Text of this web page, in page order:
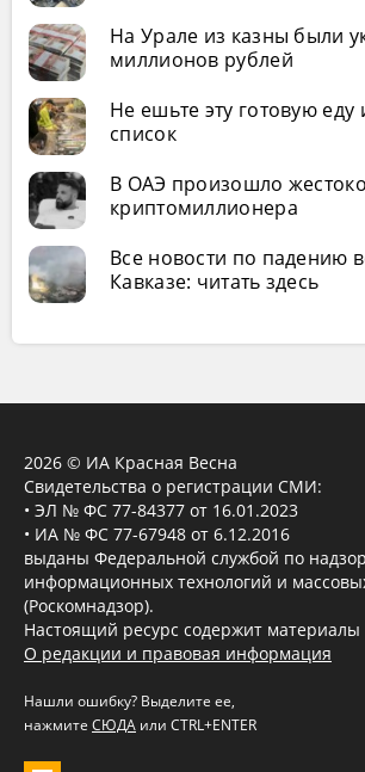
На Урале из казны были
миллионов рублей
Не ешьте эту готовую еду
список
В ОАЭ произошло
криптомиллионера
Все новости по падению
Кавказе: читать здесь
2026 © ИА Красная Весна
Свидетельства о регистрации СМИ:
• ЭЛ № ФС 77-84377 от 16.01.2023
• ИА № ФС 77-67948 от 6.12.2016
выданы Федеральной службой по
информационных технологий и
(Роскомнадзор).
Настоящий ресурс содержит материалы
О редакции и правовая информация
Нашли ошибку? Выделите ее,
нажмите СЮДА или CTRL+ENTER